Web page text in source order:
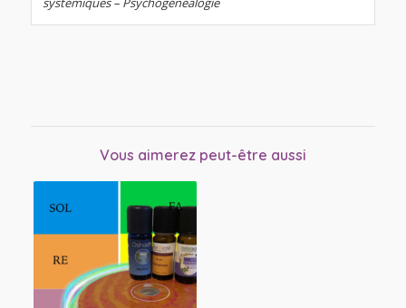
Vous aimerez peut-être aussi